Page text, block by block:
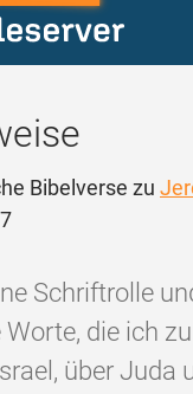
Bibelverse zu
Schriftrolle
die ich
über Juda